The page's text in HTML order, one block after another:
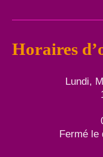
Horaires
Lundi,
Fermé le